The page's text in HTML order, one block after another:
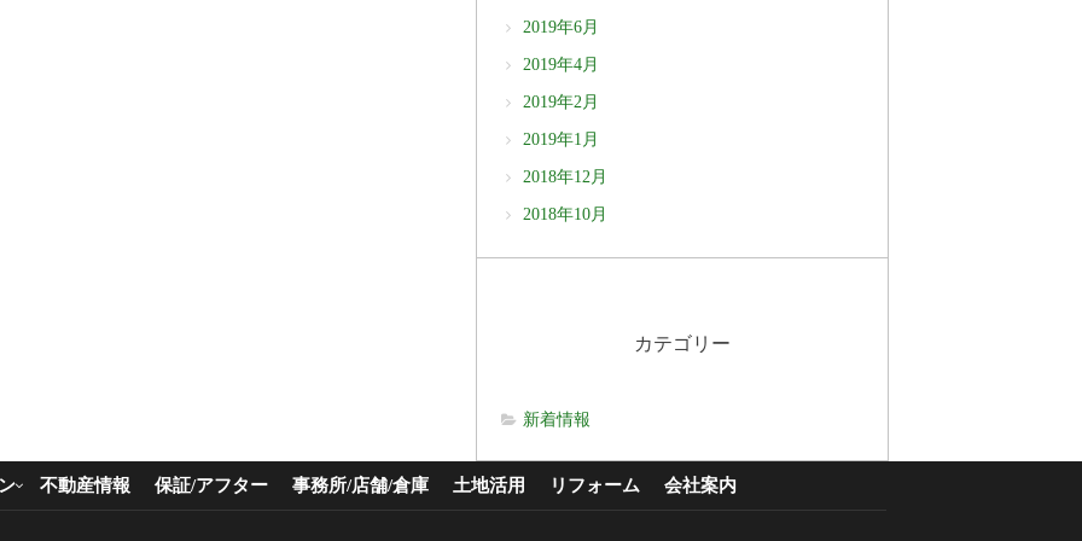
2019年6月
2019年4月
2019年2月
2019年1月
2018年12月
2018年10月
カテゴリー
新着情報
不動産情報 保証/アフター 事務所/店舗/倉庫 土地活用 リフォーム 会社案内